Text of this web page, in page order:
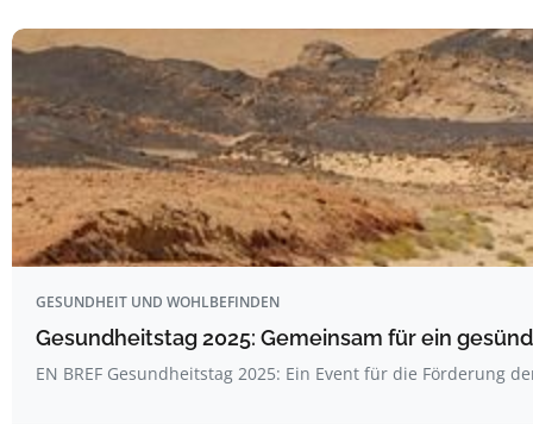
GESUNDHEIT UND WOHLBEFINDEN
Gesundheitstag 2025: Gemeinsam für ein
EN BREF Gesundheitstag 2025: Ein Event für die Förderung